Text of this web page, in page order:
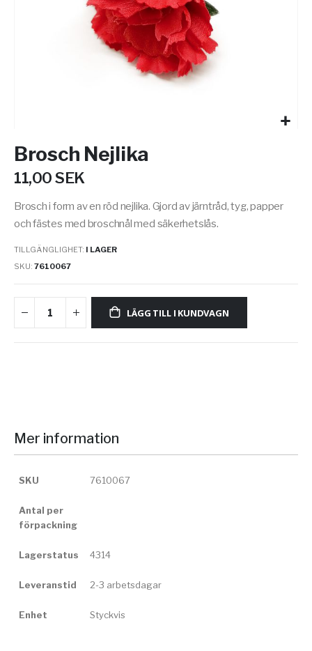
till
början
av
Brosch Nejlika
11,00 SEK
Brosch i form av en röd nejlika. Gjord av järntråd, tyg, papper
och fästes med broschnål med säkerhetslås.
TILLGÄNGLIGHET: I LAGER
SKU 7610067
LÄGG TILL I KUNDVAGN
Mer information
SKU 7610067
Antal per
förpackning
Lagerstatus 4314
Leveranstid 2-3 arbetsdagar
Enhet Styckvis